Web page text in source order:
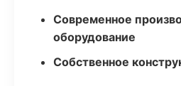
Современное
оборудование
Собственное